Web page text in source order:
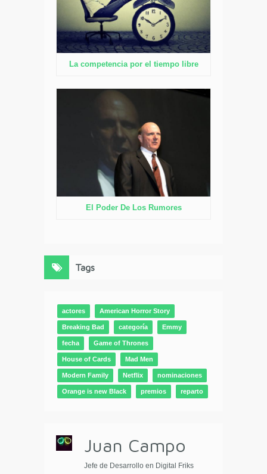
La competencia por el tiempo libre
El Poder De Los Rumores
Tags
actores American Horror Story
Breaking Bad categoría Emmy
fecha Game of Thrones
House of Cards Mad Men
Modern Family Netflix nominaciones
Orange is new Black premios reparto
Juan Campo
Jefe de Desarrollo en Digital Friks